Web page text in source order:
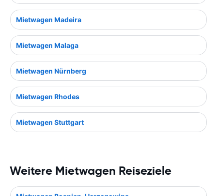
Mietwagen Madeira
Mietwagen Malaga
Mietwagen Nürnberg
Mietwagen Rhodes
Mietwagen Stuttgart
Weitere Mietwagen Reiseziele